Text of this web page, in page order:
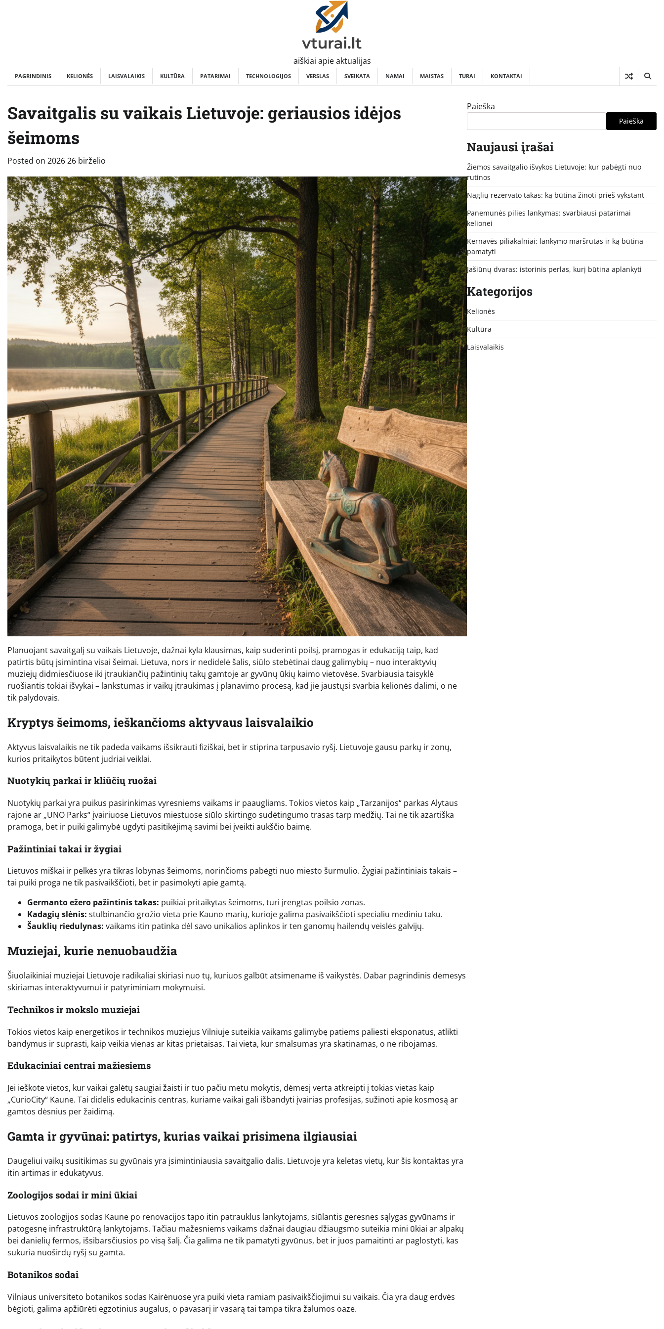
aiškiai apie aktualijas
PAGRINDINIS KELIONĖS LAISVALAIKIS KULTŪRA PATARIMAI TECHNOLOGIJOS VERSLAS SVEIKATA NAMAI MAISTAS TURAI KONTAKTAI
Savaitgalis su vaikais Lietuvoje: geriausios idėjos
šeimoms
Posted on 2026 26 birželio
Planuojant savaitgalį su vaikais Lietuvoje, dažnai kyla klausimas, kaip suderinti poilsį, pramogas ir edukaciją taip, kad
patirtis būtų įsimintina visai šeimai. Lietuva, nors ir nedidelė šalis, siūlo stebėtinai daug galimybių – nuo interaktyvių
muziejų didmiesčiuose iki įtraukiančių pažintinių takų gamtoje ar gyvūnų ūkių kaimo vietovėse. Svarbiausia taisyklė
ruošiantis tokiai išvykai – lankstumas ir vaikų įtraukimas į planavimo procesą, kad jie jaustųsi svarbia kelionės dalimi, o ne
tik palydovais.
Kryptys šeimoms, ieškančioms aktyvaus laisvalaikio
Aktyvus laisvalaikis ne tik padeda vaikams išsikrauti fiziškai, bet ir stiprina tarpusavio ryšį. Lietuvoje gausu parkų ir zonų,
kurios pritaikytos būtent judriai veiklai.
Nuotykių parkai ir kliūčių ruožai
Nuotykių parkai yra puikus pasirinkimas vyresniems vaikams ir paaugliams. Tokios vietos kaip „Tarzanijos“ parkas Alytaus
rajone ar „UNO Parks“ įvairiuose Lietuvos miestuose siūlo skirtingo sudėtingumo trasas tarp medžių. Tai ne tik azartiška
pramoga, bet ir puiki galimybė ugdyti pasitikėjimą savimi bei įveikti aukščio baimę.
Pažintiniai takai ir žygiai
Lietuvos miškai ir pelkės yra tikras lobynas šeimoms, norinčioms pabėgti nuo miesto šurmulio. Žygiai pažintiniais takais –
tai puiki proga ne tik pasivaikščioti, bet ir pasimokyti apie gamtą.
Germanto ežero pažintinis takas: puikiai pritaikytas šeimoms, turi įrengtas poilsio zonas.
Kadagių slėnis: stulbinančio grožio vieta prie Kauno marių, kurioje galima pasivaikščioti specialiu mediniu taku.
Šauklių riedulynas: vaikams itin patinka dėl savo unikalios aplinkos ir ten ganomų hailendų veislės galvijų.
Muziejai, kurie nenuobaudžia
Šiuolaikiniai muziejai Lietuvoje radikaliai skiriasi nuo tų, kuriuos galbūt atsimename iš vaikystės. Dabar pagrindinis dėmesys
skiriamas interaktyvumui ir patyriminiam mokymuisi.
Technikos ir mokslo muziejai
Tokios vietos kaip energetikos ir technikos muziejus Vilniuje suteikia vaikams galimybę patiems paliesti eksponatus, atlikti
bandymus ir suprasti, kaip veikia vienas ar kitas prietaisas. Tai vieta, kur smalsumas yra skatinamas, o ne ribojamas.
Edukaciniai centrai mažiesiems
Jei ieškote vietos, kur vaikai galėtų saugiai žaisti ir tuo pačiu metu mokytis, dėmesį verta atkreipti į tokias vietas kaip
„CurioCity“ Kaune. Tai didelis edukacinis centras, kuriame vaikai gali išbandyti įvairias profesijas, sužinoti apie kosmosą ar
gamtos dėsnius per žaidimą.
Gamta ir gyvūnai: patirtys, kurias vaikai prisimena ilgiausiai
Daugeliui vaikų susitikimas su gyvūnais yra įsimintiniausia savaitgalio dalis. Lietuvoje yra keletas vietų, kur šis kontaktas yra
itin artimas ir edukatyvus.
Zoologijos sodai ir mini ūkiai
Lietuvos zoologijos sodas Kaune po renovacijos tapo itin patrauklus lankytojams, siūlantis geresnes sąlygas gyvūnams ir
patogesnę infrastruktūrą lankytojams. Tačiau mažesniems vaikams dažnai daugiau džiaugsmo suteikia mini ūkiai ar alpakų
bei danielių fermos, išsibarsčiusios po visą šalį. Čia galima ne tik pamatyti gyvūnus, bet ir juos pamaitinti ar paglostyti, kas
sukuria nuoširdų ryšį su gamta.
Botanikos sodai
Vilniaus universiteto botanikos sodas Kairėnuose yra puiki vieta ramiam pasivaikščiojimui su vaikais. Čia yra daug erdvės
bėgioti, galima apžiūrėti egzotinius augalus, o pavasarį ir vasarą tai tampa tikra žalumos oaze.
Paieška
Paieška
Naujausi įrašai
Žiemos savaitgalio išvykos Lietuvoje: kur pabėgti nuo
rutinos
Naglių rezervato takas: ką būtina žinoti prieš vykstant
Panemunės pilies lankymas: svarbiausi patarimai
kelionei
Kernavės piliakalniai: lankymo maršrutas ir ką būtina
pamatyti
Jašiūnų dvaras: istorinis perlas, kurį būtina aplankyti
Kategorijos
Kelionės
Kultūra
Laisvalaikis